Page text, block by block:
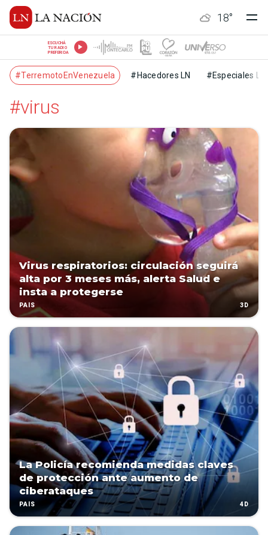
18°
ESCUCHÁ
TU RADIO
PREFERIDA
#TerremotoEnVenezuela #Hacedores LN #Especiales LN
#virus
Virus respiratorios: circulación seguirá
alta por 3 meses más, alerta Salud e
insta a protegerse
PAÍS 3D
La Policía recomienda medidas claves
de protección ante aumento de
ciberataques
PAÍS 4D